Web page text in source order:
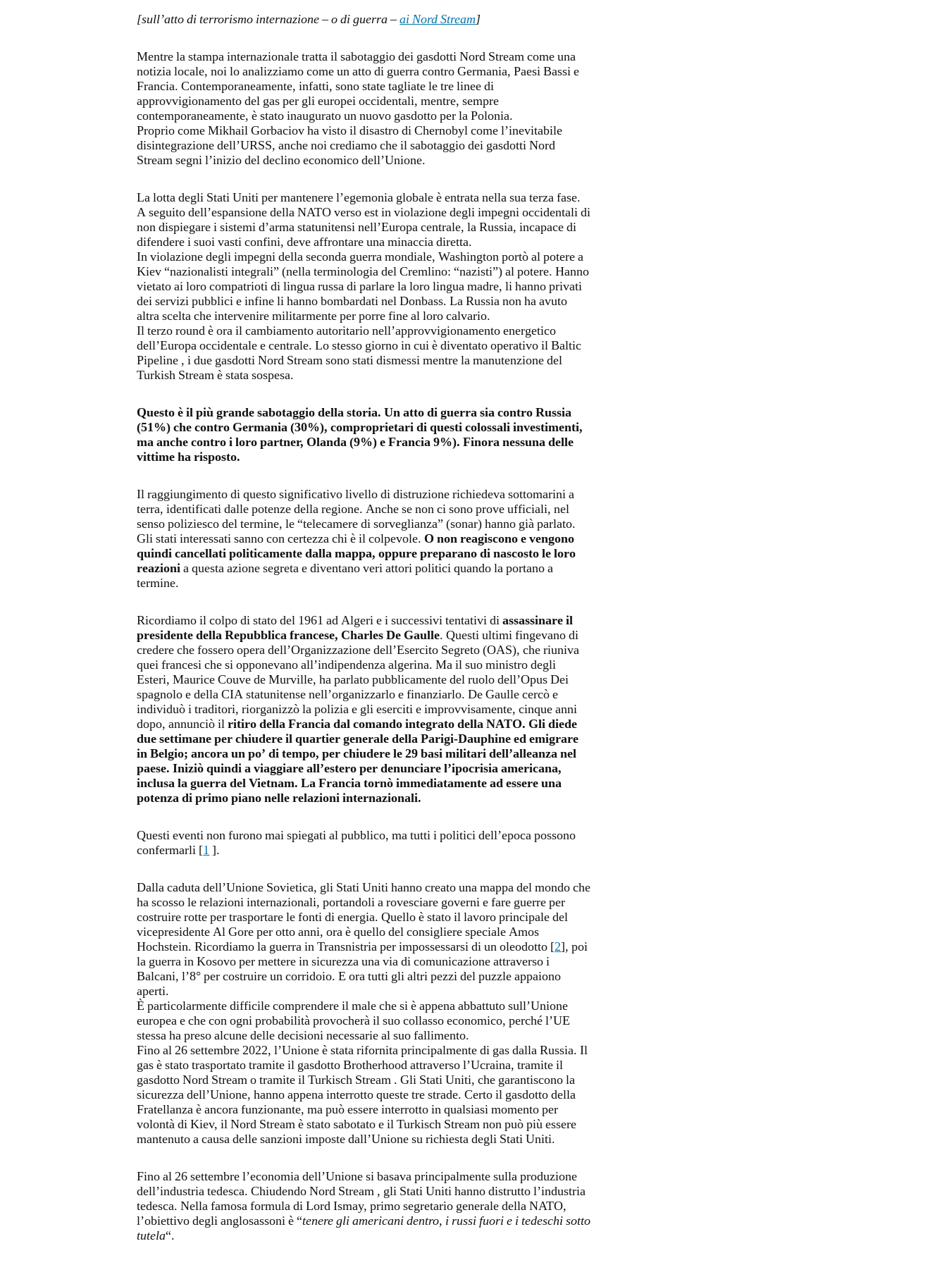
[sull’atto di terrorismo internazione – o di guerra –ai Nord Stream]
Mentre la stampa internazionale tratta il sabotaggio dei gasdotti Nord Stream come una
notizia locale, noi lo analizziamo come un atto di guerra contro Germania, Paesi Bassi e
Francia. Contemporaneamente, infatti, sono state tagliate le tre linee di
approvvigionamento del gas per gli europei occidentali, mentre, sempre
contemporaneamente, è stato inaugurato un nuovo gasdotto per la Polonia.
Proprio come Mikhail Gorbaciov ha visto il disastro di Chernobyl come l’inevitabile
disintegrazione dell’URSS, anche noi crediamo che il sabotaggio dei gasdotti Nord
Stream segni l’inizio del declino economico dell’Unione.
La lotta degli Stati Uniti per mantenere l’egemonia globale è entrata nella sua terza fase.
A seguito dell’espansione della NATO verso est in violazione degli impegni occidentali di
non dispiegare i sistemi d’arma statunitensi nell’Europa centrale, la Russia, incapace di
difendere i suoi vasti confini, deve affrontare una minaccia diretta.
In violazione degli impegni della seconda guerra mondiale, Washington portò al potere a
Kiev “nazionalisti integrali” (nella terminologia del Cremlino: “nazisti”) al potere. Hanno
vietato ai loro compatrioti di lingua russa di parlare la loro lingua madre, li hanno privati ​​
dei servizi pubblici e infine li hanno bombardati nel Donbass. La Russia non ha avuto
altra scelta che intervenire militarmente per porre fine al loro calvario.
Il terzo round è ora il cambiamento autoritario nell’approvvigionamento energetico
dell’Europa occidentale e centrale. Lo stesso giorno in cui è diventato operativo il Baltic
Pipeline , i due gasdotti Nord Stream sono stati dismessi mentre la manutenzione del
Turkish Stream è stata sospesa.
Questo è il più grande sabotaggio della storia. Un atto di guerra sia contro Russia
(51%) che contro Germania (30%), comproprietari di questi colossali investimenti,
ma anche contro i loro partner, Olanda (9%) e Francia 9%). Finora nessuna delle
vittime ha risposto.
Il raggiungimento di questo significativo livello di distruzione richiedeva sottomarini a
terra, identificati dalle potenze della regione. Anche se non ci sono prove ufficiali, nel
senso poliziesco del termine, le “telecamere di sorveglianza” (sonar) hanno già parlato.
Gli stati interessati sanno con certezza chi è il colpevole. O non reagiscono e vengono
quindi cancellati politicamente dalla mappa, oppure preparano di nascosto le loro
reazionia questa azione segreta e diventano veri attori politici quando la portano a
termine.
Ricordiamo il colpo di stato del 1961 ad Algeri e i successivi tentativi diassassinare il
presidente della Repubblica francese, Charles De Gaulle. Questi ultimi fingevano di
credere che fossero opera dell’Organizzazione dell’Esercito Segreto (OAS), che riuniva
quei francesi che si opponevano all’indipendenza algerina. Ma il suo ministro degli
Esteri, Maurice Couve de Murville, ha parlato pubblicamente del ruolo dell’Opus Dei
spagnolo e della CIA statunitense nell’organizzarlo e finanziarlo. De Gaulle cercò e
individuò i traditori, riorganizzò la polizia e gli eserciti e improvvisamente, cinque anni
dopo, annunciò ilritiro della Francia dal comando integrato della NATO. Gli diede
due settimane per chiudere il quartier generale della Parigi-Dauphine ed emigrare
in Belgio; ancora un po’ di tempo, per chiudere le 29 basi militari dell’alleanza nel
paese. Iniziò quindi a viaggiare all’estero per denunciare l’ipocrisia americana,
inclusa la guerra del Vietnam. La Francia tornò immediatamente ad essere una
potenza di primo piano nelle relazioni internazionali.
Questi eventi non furono mai spiegati al pubblico, ma tutti i politici dell’epoca possono
confermarli [1 ].
Dalla caduta dell’Unione Sovietica, gli Stati Uniti hanno creato una mappa del mondo che
ha scosso le relazioni internazionali, portandoli a rovesciare governi e fare guerre per
costruire rotte per trasportare le fonti di energia. Quello è stato il lavoro principale del
vicepresidente Al Gore per otto anni, ora è quello del consigliere speciale Amos
Hochstein. Ricordiamo la guerra in Transnistria per impossessarsi di un oleodotto [2], poi
la guerra in Kosovo per mettere in sicurezza una via di comunicazione attraverso i
Balcani, l’8° per costruire un corridoio. E ora tutti gli altri pezzi del puzzle appaiono
aperti.
È particolarmente difficile comprendere il male che si è appena abbattuto sull’Unione
europea e che con ogni probabilità provocherà il suo collasso economico, perché l’UE
stessa ha preso alcune delle decisioni necessarie al suo fallimento.
Fino al 26 settembre 2022, l’Unione è stata rifornita principalmente di gas dalla Russia. Il
gas è stato trasportato tramite il gasdotto Brotherhood attraverso l’Ucraina, tramite il
gasdotto Nord Stream o tramite il Turkisch Stream . Gli Stati Uniti, che garantiscono la
sicurezza dell’Unione, hanno appena interrotto queste tre strade. Certo il gasdotto della
Fratellanza è ancora funzionante, ma può essere interrotto in qualsiasi momento per
volontà di Kiev, il Nord Stream è stato sabotato e il Turkisch Stream non può più essere
mantenuto a causa delle sanzioni imposte dall’Unione su richiesta degli Stati Uniti.
Fino al 26 settembre l’economia dell’Unione si basava principalmente sulla produzione
dell’industria tedesca. Chiudendo Nord Stream , gli Stati Uniti hanno distrutto l’industria
tedesca. Nella famosa formula di Lord Ismay, primo segretario generale della NATO,
l’obiettivo degli anglosassoni è “tenere gli americani dentro, i russi fuori e i tedeschi sotto
tutela“.